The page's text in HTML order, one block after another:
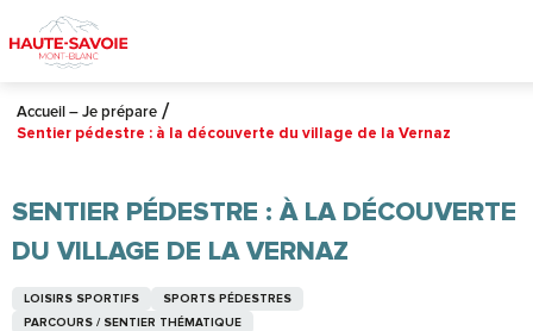
au
contenu
principal
Accueil – Je prépare
Sentier pédestre : à la découverte du village de la Vernaz
SENTIER PÉDESTRE : À LA DÉCOUVERTE
DU VILLAGE DE LA VERNAZ
LOISIRS SPORTIFS
SPORTS PÉDESTRES
PARCOURS / SENTIER THÉMATIQUE